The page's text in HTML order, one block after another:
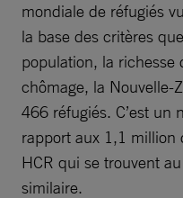
mondiale de réfugiés
la base des critères
population, la richesse
chômage, la Nouvelle-
466 réfugiés. C’est un
rapport aux 1,1 million
HCR qui se trouvent
similaire.